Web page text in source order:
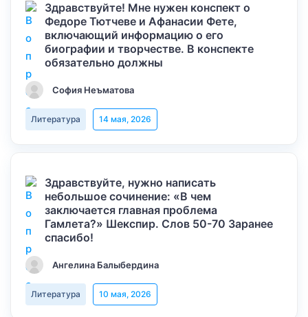
Здравствуйте! Мне нужен конспект о
Федоре Тютчеве и Афанасии Фете,
включающий информацию о его
биографии и творчестве. В конспекте
обязательно должны
София Неъматова
Литература 14 мая, 2026
Здравствуйте, нужно написать
небольшое сочинение: «В чем
заключается главная проблема
Гамлета?» Шекспир. Слов 50-70 Заранее
спасибо!
Ангелина Балыбердина
Литература 10 мая, 2026